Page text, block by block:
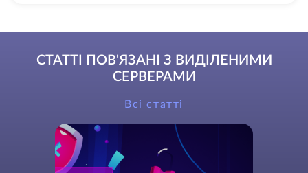
СТАТТІ ПОВ'ЯЗАНІ З ВИДІЛЕНИМИ
СЕРВЕРАМИ
Всі статті